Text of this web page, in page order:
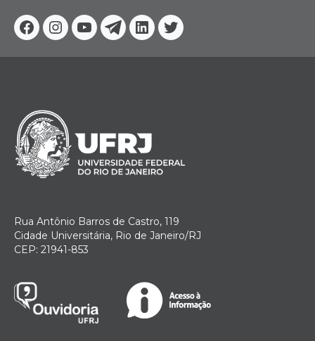
Facebook
Instagram
YoutubeTelegram
Linkedin
Twitter
Rua Antônio Barros de Castro, 119
Cidade Universitária, Rio de Janeiro/RJ
CEP: 21941-853